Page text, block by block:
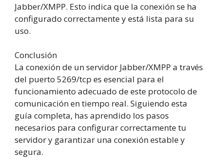
Jabber/XMPP. Esto indica que la conexión se ha
configurado correctamente y está lista para su
uso.
Conclusión
La conexión de un servidor Jabber/XMPP a través
del puerto 5269/tcp es esencial para el
funcionamiento adecuado de este protocolo de
comunicación en tiempo real. Siguiendo esta
guía completa, has aprendido los pasos
necesarios para configurar correctamente tu
servidor y garantizar una conexión estable y
segura.